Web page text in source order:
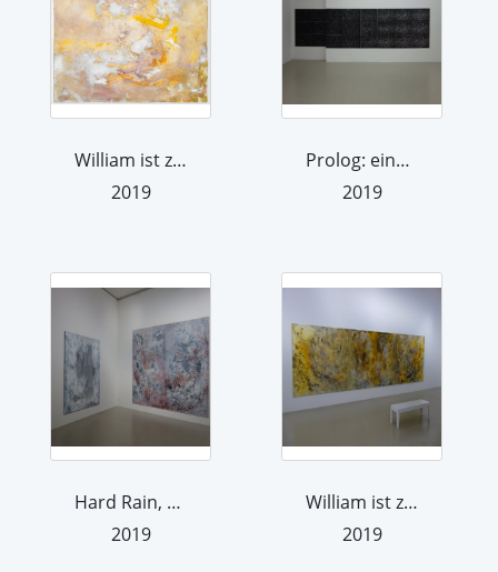
William ist zurück
2019
Prolog: eine Sekunde auf der Suche na...
2019
Hard Rain, 2016, Öl auf Leinwand, 240...
2019
William ist zurück (o Gold), 2016, Öl...
2019